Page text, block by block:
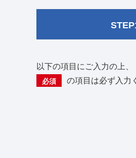
以下の項目にご入力の上
必須 の項目は必ず入力